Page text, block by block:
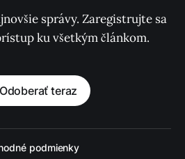
správy. Zaregistrujte sa
ku všetkým článkom.
Odoberať teraz
podmienky